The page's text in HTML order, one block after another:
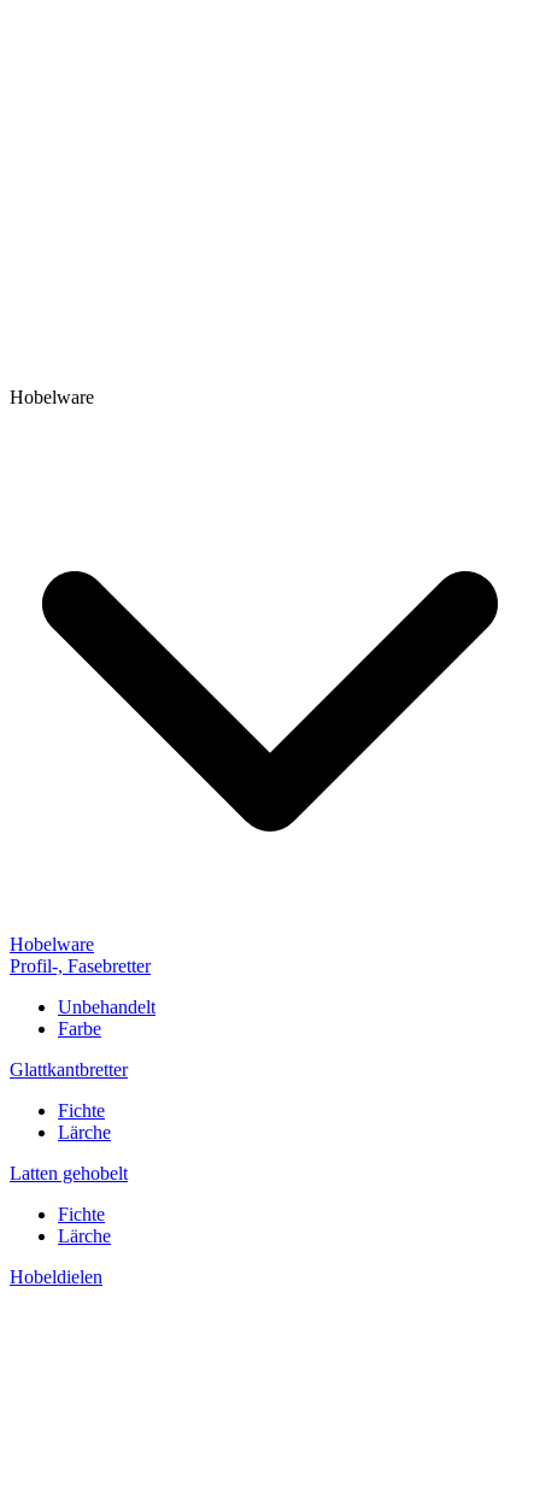
Hobelware
Hobelware
Profil-, Fasebretter
Unbehandelt
Farbe
Glattkantbretter
Fichte
Lärche
Latten gehobelt
Fichte
Lärche
Hobeldielen